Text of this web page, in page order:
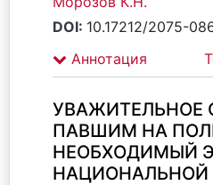
DOI: 10.17212/2075-
Аннотация
УВАЖИТЕЛЬНОЕ
ПАВШИМ НА
НЕОБХОДИМЫЙ
НАЦИОНАЛЬНОЙ